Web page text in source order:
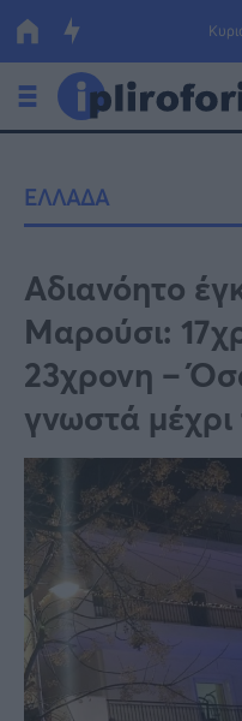
Οικονομία
Πολιτική
Τράπεζες
Επιδοτήσεις
ΕΣΠΑ
Κόσμος
Lifestyle
Αθλητικά
Υγεία
Γυναίκα
Καιρός
ΕΛΛΑΔΑ
Αδιανόητο
Μαρούσι:
23χρονη –
γνωστά